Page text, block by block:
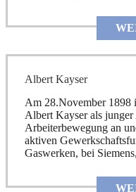
Albert Kayser
Am 28.November 1898
Albert Kayser als
Arbeiterbewegung an
aktiven
Gaswerken, bei